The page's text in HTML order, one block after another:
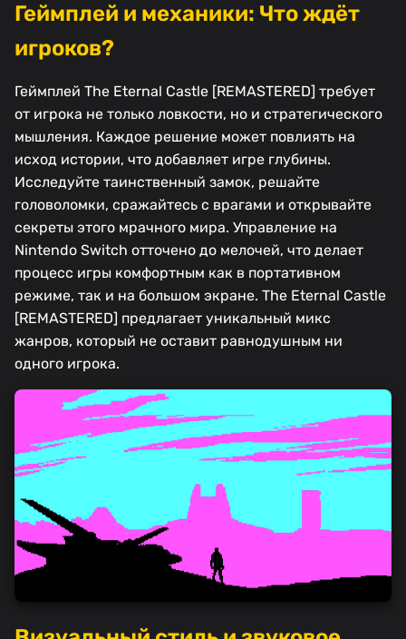
Геймплей и механики: Что ждёт
игроков?
Геймплей The Eternal Castle [REMASTERED] требует
от игрока не только ловкости, но и стратегического
мышления. Каждое решение может повлиять на
исход истории, что добавляет игре глубины.
Исследуйте таинственный замок, решайте
головоломки, сражайтесь с врагами и открывайте
секреты этого мрачного мира. Управление на
Nintendo Switch отточено до мелочей, что делает
процесс игры комфортным как в портативном
режиме, так и на большом экране. The Eternal Castle
[REMASTERED] предлагает уникальный микс
жанров, который не оставит равнодушным ни
одного игрока.